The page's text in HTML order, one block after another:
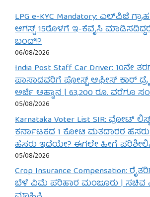
LPG e-KYC Mandatory: ಎಲ್‌ಪಿಜಿ
ಆಗಸ್ಟ್ 15ರೊಳಗೆ ಇ-ಕೆವೈಸಿ
ಬಂದ್!?
06/08/2026
India Post Staff Car Driver: 10ನೇ
ಪಾಸಾದವರಿಗೆ ಪೋಸ್ಟ್ ಆಫೀಸ್ ಕಾರ್
ಅರ್ಜಿ ಆಹ್ವಾನ | 63,200 ರೂ. ವರೆಗೂ
05/08/2026
Karnataka Voter List SIR: ವೋಟ್
ಕರ್ನಾಟಕದ 1 ಕೋಟಿ ಮತದಾರರ
ಹೆಸರು ಇದೆಯೇ? ಈಗಲೇ ಹೀಗೆ
05/08/2026
Crop Insurance Compensation:
ಬೆಳೆ ವಿಮೆ ಪರಿಹಾರ ಮಂಜೂರು | ಸಚಿವ